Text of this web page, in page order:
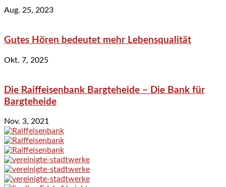
Aug. 25, 2023
Gutes Hören bedeutet mehr Lebensqualität
Okt. 7, 2025
Die Raiffeisenbank Bargteheide – Die Bank für
Bargteheide
Nov. 3, 2021